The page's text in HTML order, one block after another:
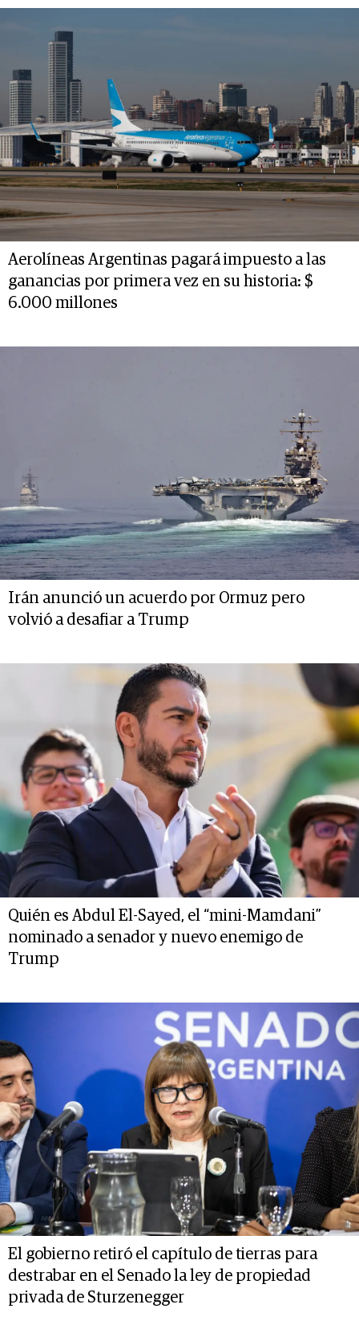
Aerolíneas Argentinas pagará impuesto a las
ganancias por primera vez en su historia: $
6.000 millones
Irán anunció un acuerdo por Ormuz pero
volvió a desafiar a Trump
Quién es Abdul El-Sayed, el “mini-Mamdani”
nominado a senador y nuevo enemigo de
Trump
El gobierno retiró el capítulo de tierras para
destrabar en el Senado la ley de propiedad
privada de Sturzenegger